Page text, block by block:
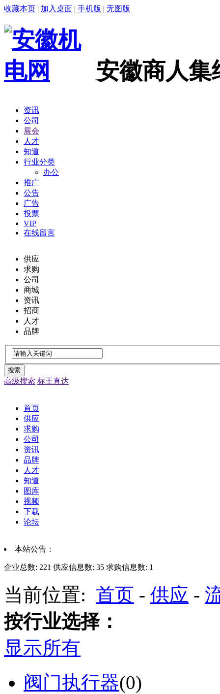
收藏本页 | 加入桌面 | 手机版 | 无图版
安徽商人集
资讯
公司
展会
人才
知道
行业分类
办公
推广
公告
广告
投票
VIP
在线留言
供应
求购
公司
商城
资讯
招商
人才
品牌
搜索
高级搜索 标王直达
首页
供应
求购
公司
资讯
品牌
人才
知道
图库
视频
下载
论坛
本站公告：
企业总数: 221 供应信息数: 35 求购信息数: 1
当前位置: 首页 - 供应 -
按行业选择：
显示所有
阀门执行器(0)